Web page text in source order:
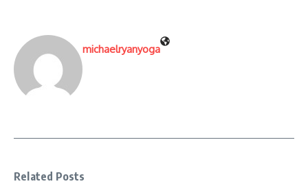
michaelryanyoga
Related Posts